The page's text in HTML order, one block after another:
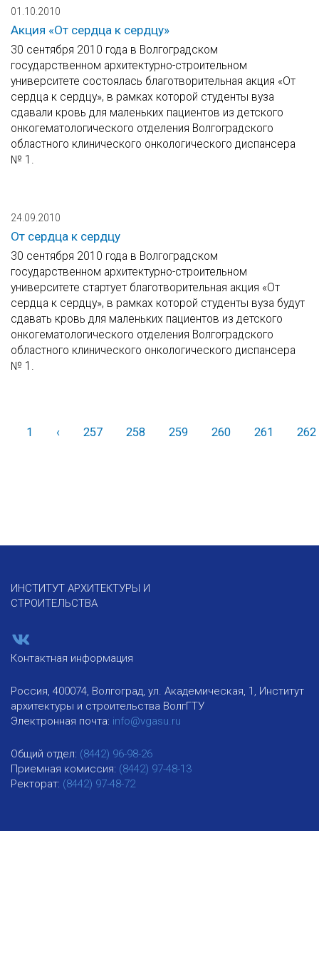
01.10.2010
Акция «От сердца к сердцу»
30 сентября 2010 года в Волгоградском
государственном архитектурно-строительном
университете состоялась благотворительная акция «От
сердца к сердцу», в рамках которой студенты вуза
сдавали кровь для маленьких пациентов из детского
онкогематологического отделения Волгоградского
областного клинического онкологического диспансера
№ 1.
24.09.2010
От сердца к сердцу
30 сентября 2010 года в Волгоградском
государственном архитектурно-строительном
университете стартует благотворительная акция «От
сердца к сердцу», в рамках которой студенты вуза будут
сдавать кровь для маленьких пациентов из детского
онкогематологического отделения Волгоградского
областного клинического онкологического диспансера
№ 1.
1 ‹Назад257 258 259 260 261 262
ИНСТИТУТ АРХИТЕКТУРЫ И
СТРОИТЕЛЬСТВА
Контактная информация
Россия, 400074, Волгоград, ул. Академическая, 1, Институт
архитектуры и строительства ВолгГТУ
Электронная почта: info@vgasu.ru
Общий отдел: (8442) 96-98-26
Приемная комиссия: (8442) 97-48-13
Ректорат: (8442) 97-48-72